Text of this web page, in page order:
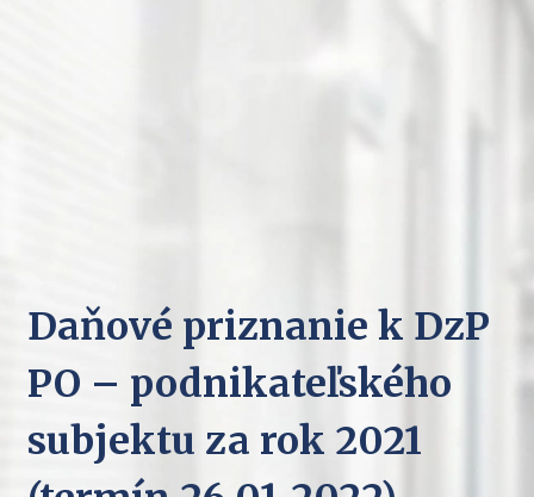
Daňové priznanie k DzP
PO – podnikateľského
subjektu za rok 2021